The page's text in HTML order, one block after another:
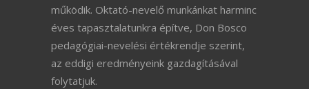
működik. Oktató-nevelő munkánkat harminc
éves tapasztalatunkra építve, Don Bosco
pedagógiai-nevelési értékrendje szerint,
az eddigi eredményeink gazdagításával
folytatjuk.